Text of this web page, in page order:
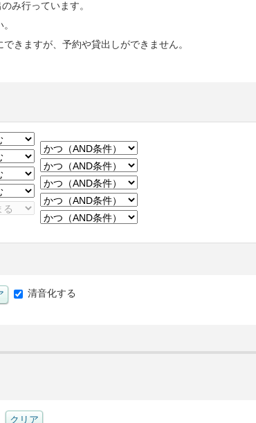
み行っています。
きますが、予約や貸出しができません。
清音化する